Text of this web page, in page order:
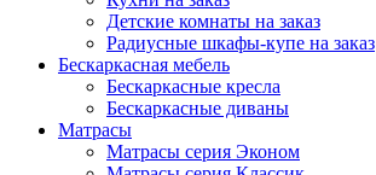
Детские комнаты на заказ
Радиусные шкафы-купе на заказ
Бескаркасная мебель
Бескаркасные кресла
Бескаркасные диваны
Матрасы
Матрасы серия Эконом